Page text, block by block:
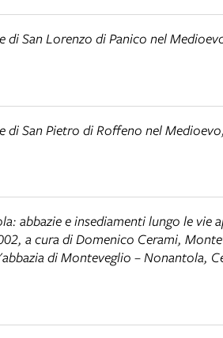
di San Lorenzo di Panico nel
di San Pietro di Roffeno nel Medioevo
abbazie e insediamenti lungo le vie
a cura di Domenico Cerami,
di Monteveglio – Nonantola,